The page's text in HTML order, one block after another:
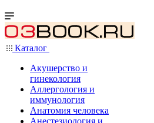
Каталог
Акушерство и
гинекология
Аллергология и
иммунология
Анатомия человека
Анестезиология и